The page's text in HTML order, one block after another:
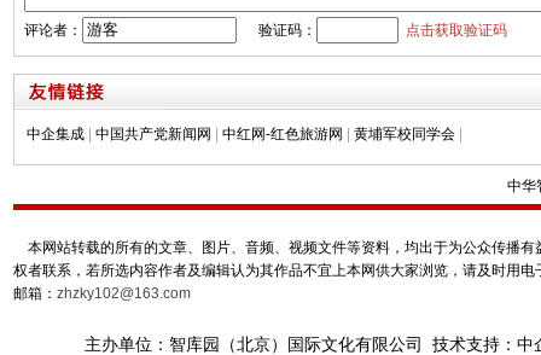
评论者： 验证码： 点击获取验证码
中企集成 中国共产党新闻网 中红网-红色旅游网 黄埔军校同学会
中华
本网站转载的所有的文章、图片、音频、视频文件等资料，均出于为公众传播
权者联系，若所选内容作者及编辑认为其作品不宜上本网供大家浏览，请及时用
邮箱： zhzky102@163.com
主办单位：智库园（北京）国际文化有限公司 技术支持：